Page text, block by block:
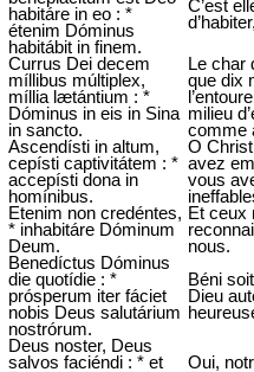
habitáre in eo : *
étenim Dóminus
habitábit in finem.
C’est
Currus Dei decem
míllibus múltiplex,
míllia lætántium : *
Dóminus in eis in Sina
in sancto.
Le char
que dix
milieu
comme
Ascendísti in altum,
cepísti captivitátem : *
accepísti dona in
homínibus.
O
avez
vous
Etenim non credéntes,
* inhabitáre Dóminum
Deum.
Et ceux
nous.
Benedíctus Dóminus
die quotídie : *
prósperum iter fáciet
nobis Deus salutárium
nostrórum.
Béni
Dieu
Deus noster, Deus
salvos faciéndi : * et
Oui,